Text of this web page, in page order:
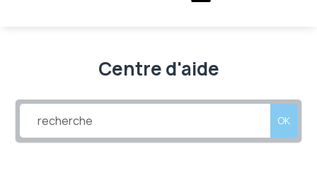
Centre d'aide
OK